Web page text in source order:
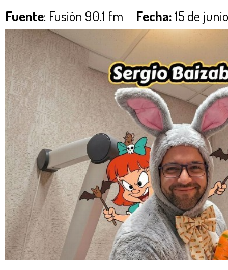
Fuente: Fusión 90.1 fm Fecha:15 de